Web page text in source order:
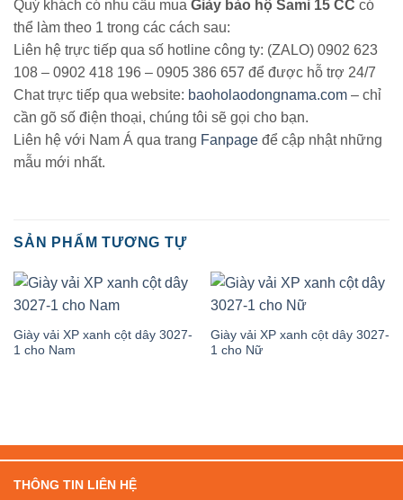
Quý khách có nhu cầu mua Giày bảo hộ Sami 15 CC có
thể làm theo 1 trong các cách sau:
Liên hệ trực tiếp qua số hotline công ty: (ZALO) 0902 623
108 – 0902 418 196 – 0905 386 657 để được hỗ trợ 24/7
Chat trực tiếp qua website: baoholaodongnama.com – chỉ
cần gõ số điện thoại, chúng tôi sẽ gọi cho bạn.
Liên hệ với Nam Á qua trang Fanpage để cập nhật những
mẫu mới nhất.
SẢN PHẨM TƯƠNG TỰ
Giày vải XP xanh cột dây 3027-
1 cho Nam
Giày vải XP xanh cột dây 3027-
1 cho Nữ
THÔNG TIN LIÊN HỆ